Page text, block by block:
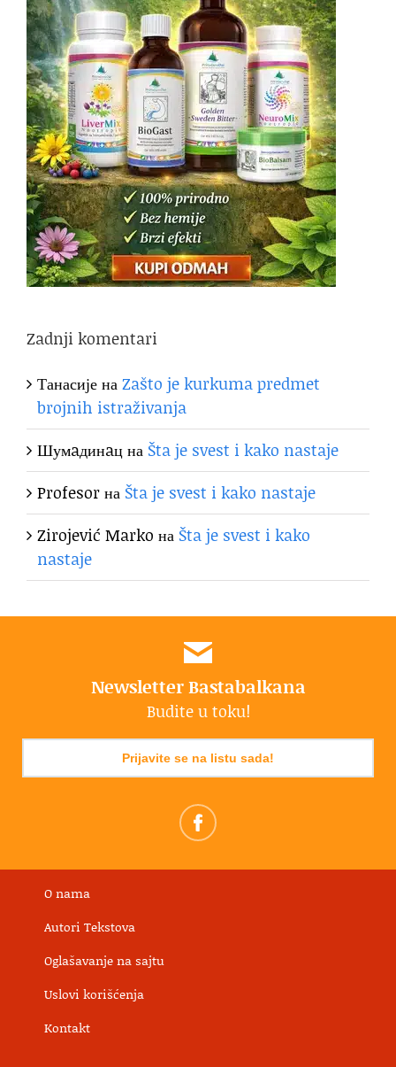
Zadnji komentari
ТанасијенаZašto je kurkuma predmet
brojnih istraživanja
Шумaдинaцна Šta je svest i kako nastaje
Profesorна Šta je svest i kako nastaje
Zirojević Marko на Šta je svest i kako
nastaje
Newsletter Bastabalkana
Budite u toku!
Prijavite se na listu sada!
O nama
Autori Tekstova
Oglašavanje na sajtu
Uslovi korišćenja
Kontakt